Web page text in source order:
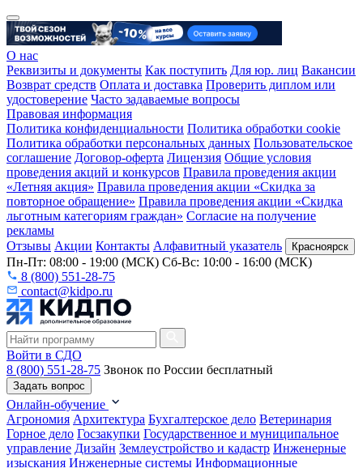
О нас
Реквизиты и документы Как поступить Для юр. лиц Вакансии
Возврат средств Оплата и доставка Проверить диплом или
удостоверение Часто задаваемые вопросы
Правовая информация
Политика конфиденциальности Политика обработки cookie
Политика обработки персональных данных Пользовательское
соглашение Договор-оферта Лицензия Общие условия
проведения акций и конкурсов Правила проведения акции
«Летняя акция» Правила проведения акции «Скидка за
повторное обращение» Правила проведения акции «Скидка
льготным категориям граждан» Согласие на получение
рекламы
Отзывы Акции Контакты Алфавитный указатель Красноярск
Пн-Пт: 08:00 - 19:00 (МСК) Сб-Вс: 10:00 - 16:00 (МСК)
8 (800) 551-28-75
contact@kidpo.ru
Войти в СДО
8 (800) 551-28-75 Звонок по России бесплатный
Задать вопрос
Онлайн-обучение
Агрономия Архитектура Бухгалтерское дело Ветеринария
Горное дело Госзакупки Государственное и муниципальное
управление Дизайн Землеустройство и кадастр Инженерные
изыскания Инженерные системы Информационные